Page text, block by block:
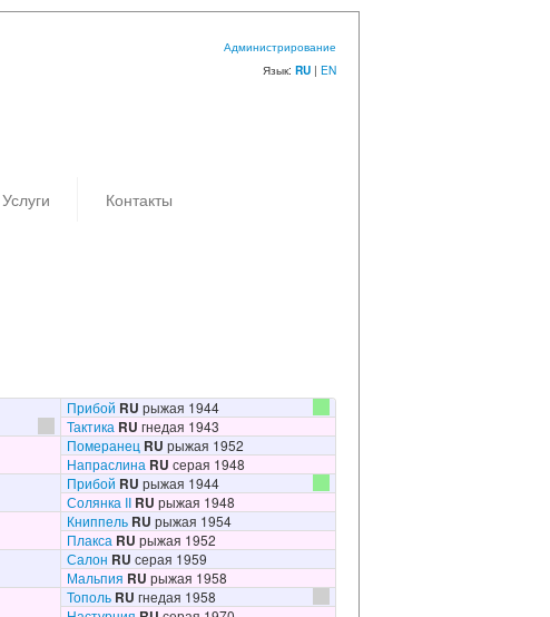
Администрирование
Язык: RU | EN
Услуги Контакты
Прибой RU рыжая 1944
Тактика RU гнедая 1943
Померанец RU рыжая 1952
Напраслина RU серая 1948
Прибой RU рыжая 1944
Солянка II RU рыжая 1948
Книппель RU рыжая 1954
Плакса RU рыжая 1952
Салон RU серая 1959
Мальпия RU рыжая 1958
Тополь RU гнедая 1958